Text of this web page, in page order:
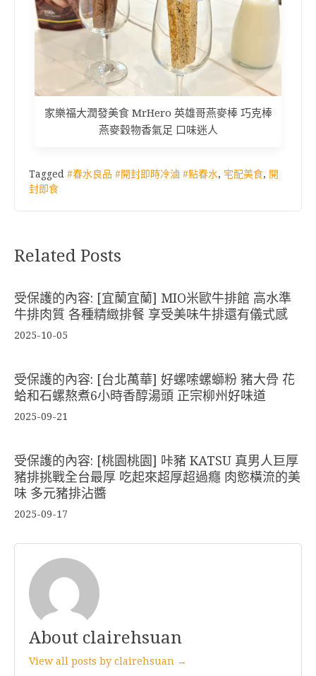
家樂福大潤發美食 MrHero 英雄哥燕麥棒 巧克棒
燕麥穀物香氣足 口味迷人
Tagged #春水良品 #開封即時冷滷 #點春水, 宅配美食, 開
封即食
Related Posts
受保護的內容: [宜蘭宜蘭] MIO米歐牛排館 高水準
牛排肉質 各種精緻排餐 享受美味牛排還有儀式感
2025-10-05
受保護的內容: [台北萬華] 好螺嗦螺螄粉 豬大骨 花
蛤和石螺熬煮6小時香醇湯頭 正宗柳州好味道
2025-09-21
受保護的內容: [桃園桃園] 咔豬 KATSU 真男人巨厚
豬排挑戰全台最厚 吃起來超厚超過癮 肉慾橫流的美
味 多元豬排沾醬
2025-09-17
About clairehsuan
View all posts by clairehsuan →